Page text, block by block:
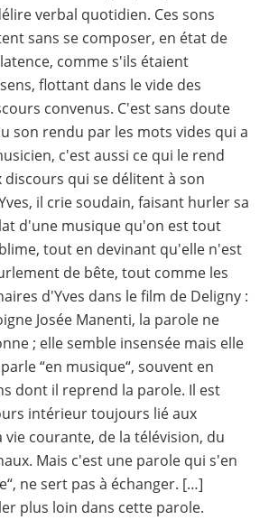
verbal quotidien. Ces sons
sans se composer, en état de
comme s'ils étaient
flottant dans le vide des
convenus. C'est sans doute
son rendu par les mots vides qui a
c'est aussi ce qui le rend
qui se délitent à son
il crie soudain, faisant hurler sa
d'une musique qu'on est tout
tout en devinant qu'elle n'est
de bête, tout comme les
d'Yves dans le film de Deligny :
Josée Manenti, la parole ne
; elle semble insensée mais elle
“en musique“, souvent en
dont il reprend la parole. Il est
intérieur toujours lié aux
vie courante, de la télévision, du
Mais c'est une parole qui s'en
ne sert pas à échanger. […]
plus loin dans cette parole.